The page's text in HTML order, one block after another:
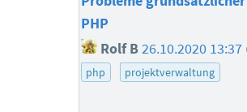
PHP
Rolf B 26.10.2020 13:37
php
projektverwaltung